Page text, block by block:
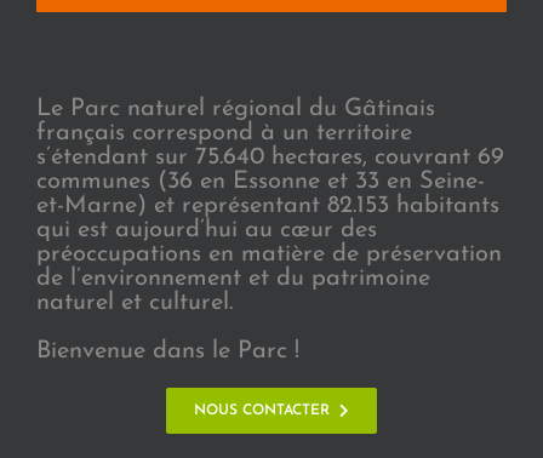
Le Parc naturel régional du Gâtinais
français correspond à un territoire
s’étendant sur 75.640 hectares, couvrant 69
communes (36 en Essonne et 33 en Seine-
et-Marne) et représentant 82.153 habitants
qui est aujourd’hui au cœur des
préoccupations en matière de préservation
de l’environnement et du patrimoine
naturel et culturel.
Bienvenue dans le Parc !
NOUS CONTACTER